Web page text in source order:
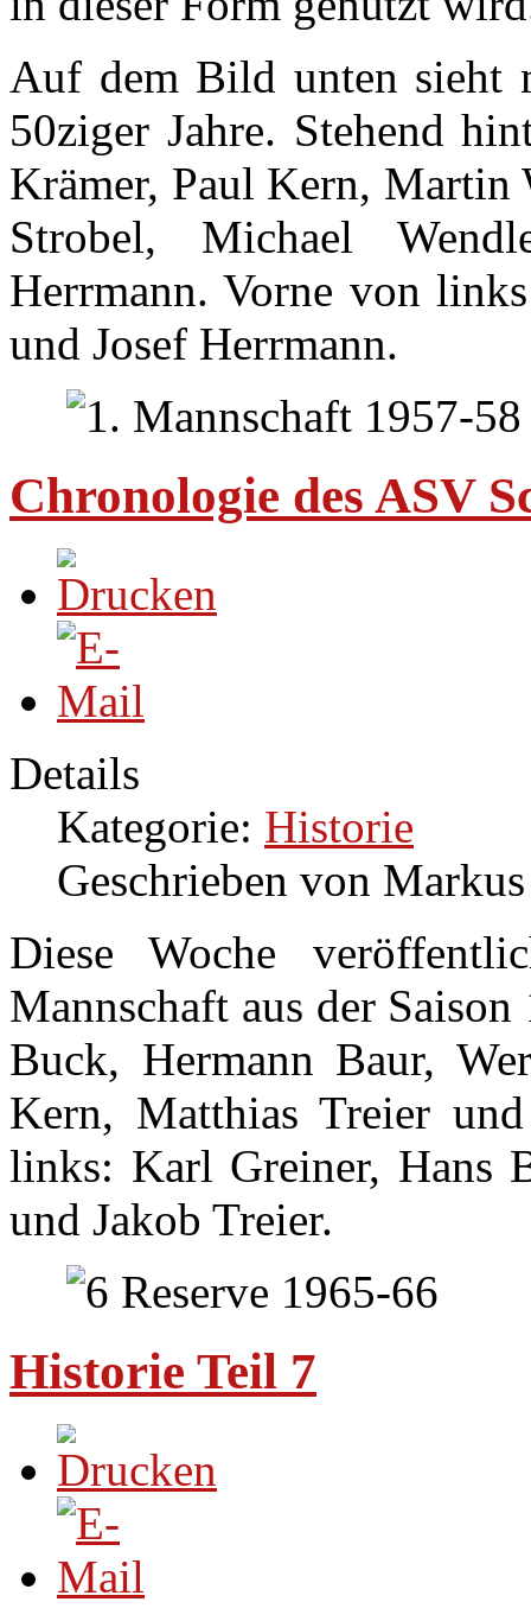
Auf dem Bild unten sieht
50ziger Jahre. Stehend
Krämer, Paul Kern, Martin
Strobel, Michael
Herrmann. Vorne von
und Josef Herrmann.
Chronologie des ASV
Details
Kategorie: Historie
Geschrieben von
Diese Woche
Mannschaft aus der
Buck, Hermann Baur,
Kern, Matthias Treier
links: Karl Greiner, Hans
und Jakob Treier.
Historie Teil 7